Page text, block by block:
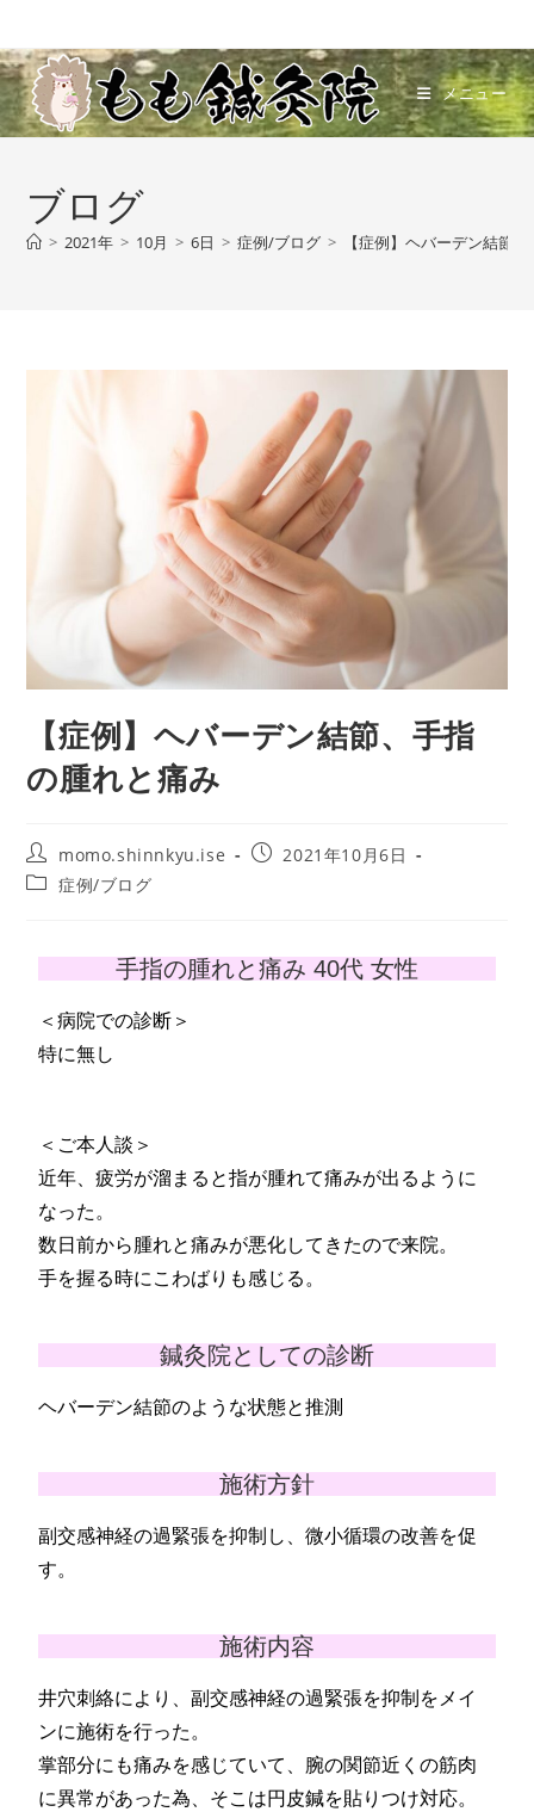
メニュー
ブログ
> 2021年 > 10月 > 6日 > 症例/ブログ > 【症例】ヘバーデン結節
【症例】ヘバーデン結節、手指
の腫れと痛み
momo.shinnkyu.ise
2021年10月6日
症例/ブログ
手指の腫れと痛み 40代 女性
＜病院での診断＞
特に無し
＜ご本人談＞
近年、疲労が溜まると指が腫れて痛みが出るように
なった。
数日前から腫れと痛みが悪化してきたので来院。
手を握る時にこわばりも感じる。
鍼灸院としての診断
ヘバーデン結節のような状態と推測
施術方針
副交感神経の過緊張を抑制し、微小循環の改善を促
す。
施術内容
井穴刺絡により、副交感神経の過緊張を抑制をメイ
ンに施術を行った。
掌部分にも痛みを感じていて、腕の関節近くの筋肉
に異常があった為、そこは円皮鍼を貼りつけ対応。